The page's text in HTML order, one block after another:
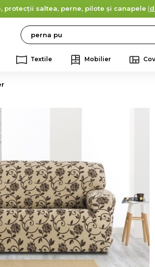
protecții saltea, perne, pilote și canapele (
Search
Textile Mobilier